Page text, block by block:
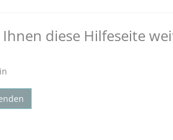
diese Hilfeseite